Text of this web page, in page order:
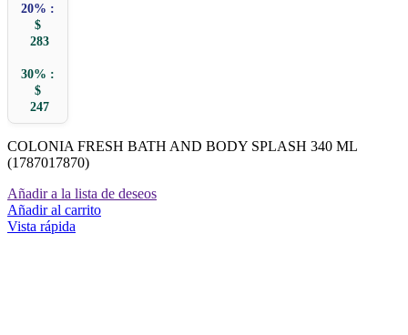
20% :
$
283
30% :
$
247
COLONIA FRESH BATH AND BODY SPLASH 340 ML
(1787017870)
Añadir a la lista de deseos
Añadir al carrito
Vista rápida